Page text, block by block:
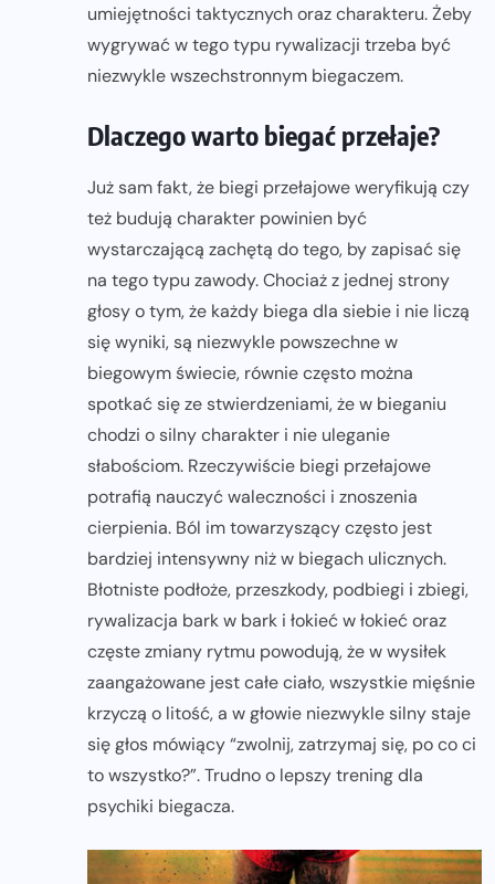
umiejętności taktycznych oraz charakteru. Żeby
wygrywać w tego typu rywalizacji trzeba być
niezwykle wszechstronnym biegaczem.
Dlaczego warto biegać przełaje?
Już sam fakt, że biegi przełajowe weryfikują czy
też budują charakter powinien być
wystarczającą zachętą do tego, by zapisać się
na tego typu zawody. Chociaż z jednej strony
głosy o tym, że każdy biega dla siebie i nie liczą
się wyniki, są niezwykle powszechne w
biegowym świecie, równie często można
spotkać się ze stwierdzeniami, że w bieganiu
chodzi o silny charakter i nie uleganie
słabościom. Rzeczywiście biegi przełajowe
potrafią nauczyć waleczności i znoszenia
cierpienia. Ból im towarzyszący często jest
bardziej intensywny niż w biegach ulicznych.
Błotniste podłoże, przeszkody, podbiegi i zbiegi,
rywalizacja bark w bark i łokieć w łokieć oraz
częste zmiany rytmu powodują, że w wysiłek
zaangażowane jest całe ciało, wszystkie mięśnie
krzyczą o litość, a w głowie niezwykle silny staje
się głos mówiący “zwolnij, zatrzymaj się, po co ci
to wszystko?”. Trudno o lepszy trening dla
psychiki biegacza.